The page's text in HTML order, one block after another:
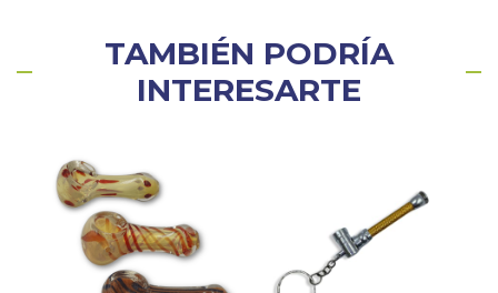
TAMBIÉN PODRÍA
INTERESARTE